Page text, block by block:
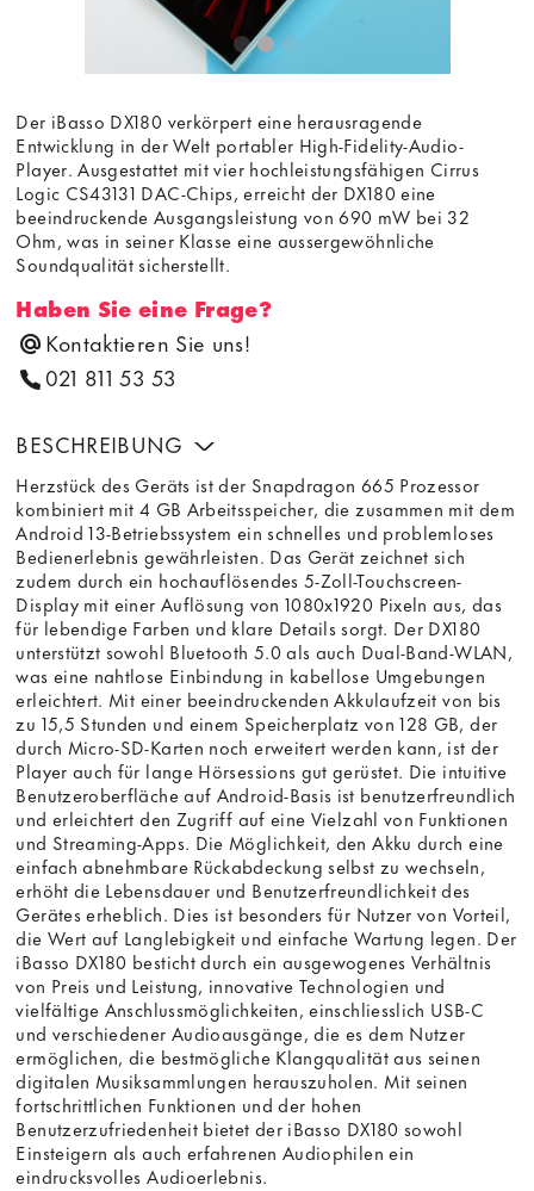
Der iBasso DX180 verkörpert eine herausragende
Entwicklung in der Welt portabler High-Fidelity-Audio-
Player. Ausgestattet mit vier hochleistungsfähigen Cirrus
Logic CS43131 DAC-Chips, erreicht der DX180 eine
beeindruckende Ausgangsleistung von 690 mW bei 32
Ohm, was in seiner Klasse eine aussergewöhnliche
Soundqualität sicherstellt.
Haben Sie eine Frage?
Kontaktieren Sie uns!
021 811 53 53
BESCHREIBUNG
Herzstück des Geräts ist der Snapdragon 665 Prozessor
kombiniert mit 4 GB Arbeitsspeicher, die zusammen mit dem
Android 13-Betriebssystem ein schnelles und problemloses
Bedienerlebnis gewährleisten. Das Gerät zeichnet sich
zudem durch ein hochauflösendes 5-Zoll-Touchscreen-
Display mit einer Auflösung von 1080x1920 Pixeln aus, das
für lebendige Farben und klare Details sorgt. Der DX180
unterstützt sowohl Bluetooth 5.0 als auch Dual-Band-WLAN,
was eine nahtlose Einbindung in kabellose Umgebungen
erleichtert. Mit einer beeindruckenden Akkulaufzeit von bis
zu 15,5 Stunden und einem Speicherplatz von 128 GB, der
durch Micro-SD-Karten noch erweitert werden kann, ist der
Player auch für lange Hörsessions gut gerüstet. Die intuitive
Benutzeroberfläche auf Android-Basis ist benutzerfreundlich
und erleichtert den Zugriff auf eine Vielzahl von Funktionen
und Streaming-Apps. Die Möglichkeit, den Akku durch eine
einfach abnehmbare Rückabdeckung selbst zu wechseln,
erhöht die Lebensdauer und Benutzerfreundlichkeit des
Gerätes erheblich. Dies ist besonders für Nutzer von Vorteil,
die Wert auf Langlebigkeit und einfache Wartung legen. Der
iBasso DX180 besticht durch ein ausgewogenes Verhältnis
von Preis und Leistung, innovative Technologien und
vielfältige Anschlussmöglichkeiten, einschliesslich USB-C
und verschiedener Audioausgänge, die es dem Nutzer
ermöglichen, die bestmögliche Klangqualität aus seinen
digitalen Musiksammlungen herauszuholen. Mit seinen
fortschrittlichen Funktionen und der hohen
Benutzerzufriedenheit bietet der iBasso DX180 sowohl
Einsteigern als auch erfahrenen Audiophilen ein
eindrucksvolles Audioerlebnis.